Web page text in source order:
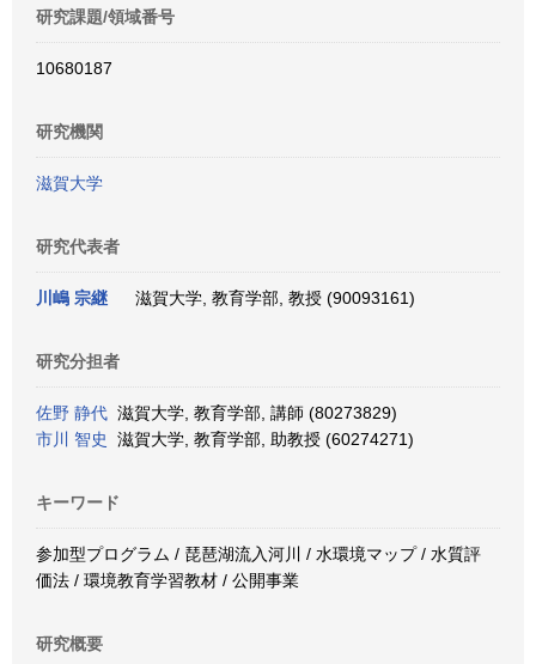
研究課題/領域番号
10680187
研究機関
滋賀大学
研究代表者
川嶋 宗継 滋賀大学, 教育学部, 教授 (90093161)
研究分担者
佐野 静代 滋賀大学, 教育学部, 講師 (80273829)
市川 智史
滋賀大学, 教育学部, 助教授 (60274271)
キーワード
参加型プログラム / 琵琶湖流入河川 / 水環境マップ / 水質評
価法 / 環境教育学習教材 / 公開事業
研究概要